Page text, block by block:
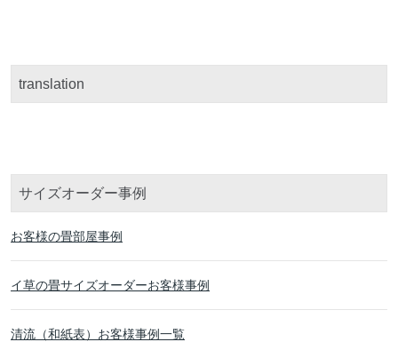
translation
サイズオーダー事例
お客様の畳部屋事例
イ草の畳サイズオーダーお客様事例
清流（和紙表）お客様事例一覧